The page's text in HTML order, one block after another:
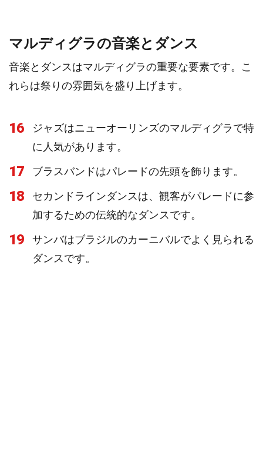
マルディグラの音楽とダンス
音楽とダンスはマルディグラの重要な要素です。こ
れらは祭りの雰囲気を盛り上げます。
16
ジャズはニューオーリンズのマルディグラで特
に人気があります。
17 ブラスバンドはパレードの先頭を飾ります。
18
セカンドラインダンスは、観客がパレードに参
加するための伝統的なダンスです。
19
サンバはブラジルのカーニバルでよく見られる
ダンスです。